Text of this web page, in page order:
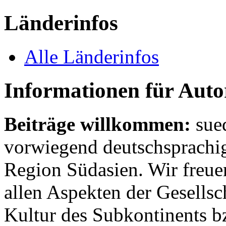
Länderinfos
Alle Länderinfos
Informationen für
Beiträge willkommen:
vorwiegend
Region Südasien. Wir
allen Aspekten der
Kultur des Subkontinents